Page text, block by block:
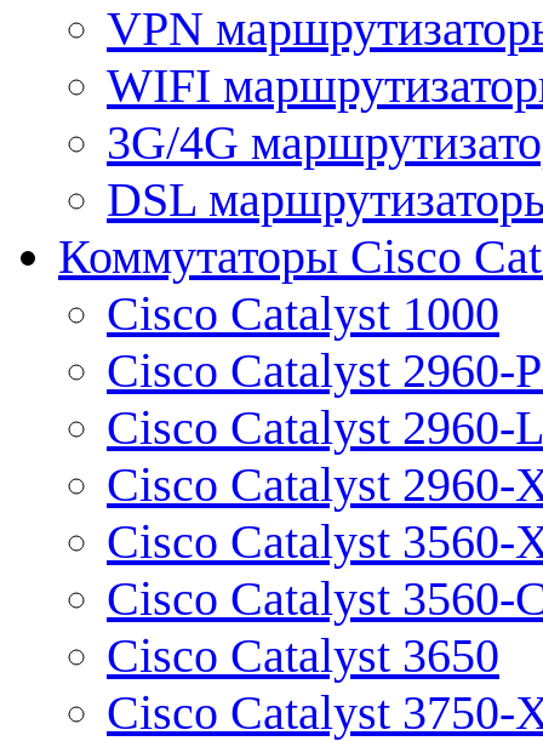
VPN
WIFI
3G/4G
DSL
Коммутаторы Cisco
Cisco Catalyst 1000
Cisco Catalyst 2960-
Cisco Catalyst 2960-L
Cisco Catalyst 2960-
Cisco Catalyst 3560-
Cisco Catalyst 3560-
Cisco Catalyst 3650
Cisco Catalyst 3750-